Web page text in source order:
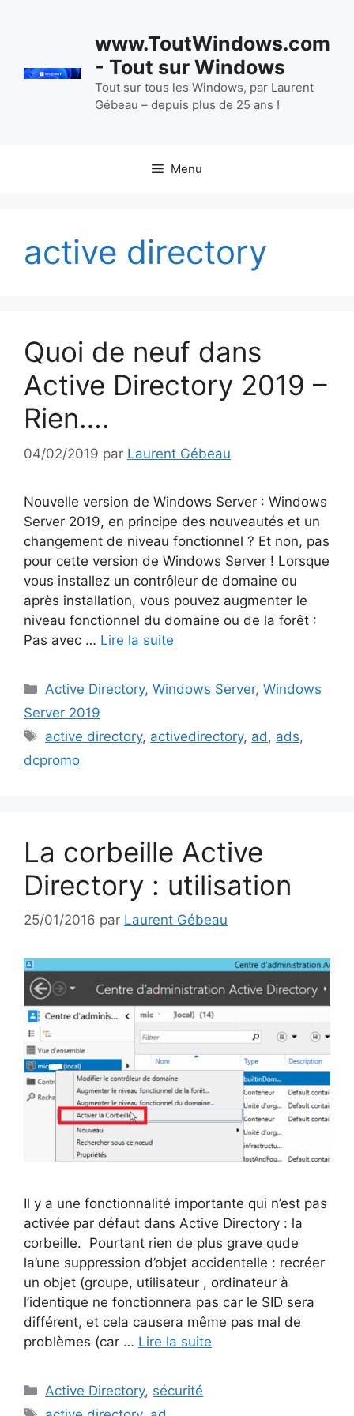
www.ToutWindows.com
- Tout sur Windows
Tout sur tous les Windows, par Laurent
Gébeau – depuis plus de 25 ans !
Menu
active directory
Quoi de neuf dans
Active Directory 2019 –
Rien….
04/02/2019 par Laurent Gébeau
Nouvelle version de Windows Server : Windows
Server 2019, en principe des nouveautés et un
changement de niveau fonctionnel ? Et non, pas
pour cette version de Windows Server ! Lorsque
vous installez un contrôleur de domaine ou
après installation, vous pouvez augmenter le
niveau fonctionnel du domaine ou de la forêt :
Pas avec … Lire la suite
Catégories
Active Directory,Windows Server,Windows
Server 2019
Étiquettes
active directory, activedirectory, ad , ads,
dcpromo
La corbeille Active
Directory : utilisation
25/01/2016 par Laurent Gébeau
Il y a une fonctionnalité importante qui n’est pas
activée par défaut dans Active Directory : la
corbeille. Pourtant rien de plus grave qude
la’une suppression d’objet accidentelle : recréer
un objet (groupe, utilisateur , ordinateur à
l’identique ne fonctionnera pas car le SID sera
différent, et cela causera même pas mal de
problèmes (car … Lire la suite
Catégories
Active Directory, sécurité
Étiquettes